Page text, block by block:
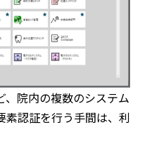
、院内の複数のシステム
素認証を行う手間は、利